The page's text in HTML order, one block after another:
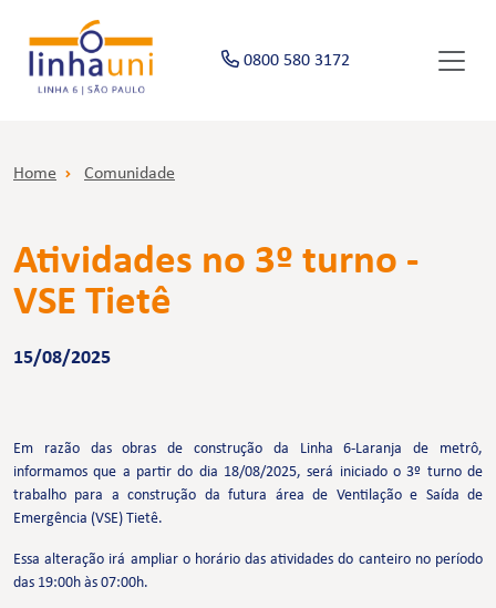
0800 580 3172
Home Comunidade
Atividades no 3º turno -
VSE Tietê
15/08/2025
Em razão das obras de construção da Linha 6-Laranja de metrô,
informamos que a partir do dia 18/08/2025, será iniciado o 3º turno de
trabalho para a construção da futura área de Ventilação e Saída de
Emergência (VSE) Tietê.
Essa alteração irá ampliar o horário das atividades do canteiro no período
das 19:00h às 07:00h.